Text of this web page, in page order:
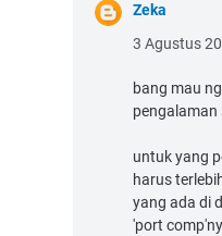
Zeka
3 Agustus
bang mau
pengalaman
untuk yang
harus
yang ada di
'port